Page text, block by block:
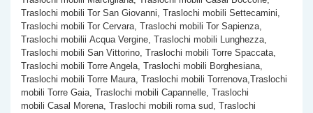
Traslochi mobili Tor San Giovanni, Traslochi mobili Settecamini,
Traslochi mobili Tor Cervara, Traslochi mobili Tor Sapienza,
Traslochi mobilii Acqua Vergine, Traslochi mobili Lunghezza,
Traslochi mobili San Vittorino, Traslochi mobili Torre Spaccata,
Traslochi mobili Torre Angela, Traslochi mobili Borghesiana,
Traslochi mobili Torre Maura, Traslochi mobili Torrenova,Traslochi
mobili Torre Gaia, Traslochi mobili Capannelle, Traslochi
mobili Casal Morena, Traslochi mobili roma sud, Traslochi